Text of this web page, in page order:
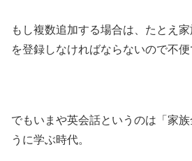
もし複数追加する場合は、たとえ
を登録しなければならないので不便
でもいまや英会話というのは「家
うに学ぶ時代。